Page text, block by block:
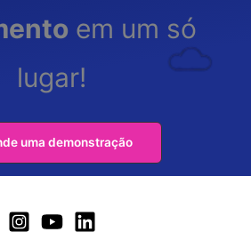
em um só
lugar!
uma demonstração